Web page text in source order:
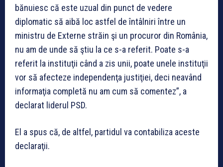
bănuiesc că este uzual din punct de vedere
diplomatic să aibă loc astfel de întâlniri între un
ministru de Externe străin şi un procuror din România,
nu am de unde să ştiu la ce s-a referit. Poate s-a
referit la instituţii când a zis unii, poate unele instituţii
vor să afecteze independenţa justiţiei, deci neavând
informaţia completă nu am cum să comentez”, a
declarat liderul PSD.
El a spus că, de altfel, partidul va contabiliza aceste
declaraţii.